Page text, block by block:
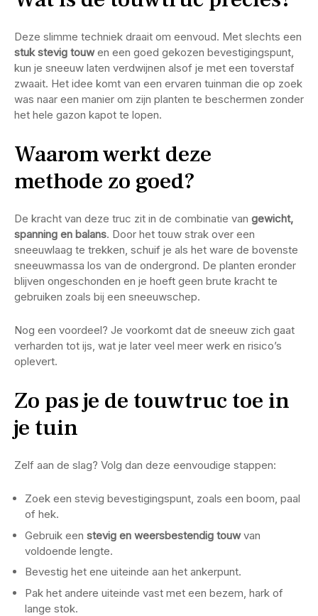
Deze slimme techniek draait om eenvoud. Met slechts een
stuk stevig touwen een goed gekozen bevestigingspunt,
kun je sneeuw laten verdwijnen alsof je met een toverstaf
zwaait. Het idee komt van een ervaren tuinman die op zoek
was naar een manier om zijn planten te beschermen zonder
het hele gazon kapot te lopen.
Waarom werkt deze
methode zo goed?
De kracht van deze truc zit in de combinatie van gewicht,
spanning en balans. Door het touw strak over een
sneeuwlaag te trekken, schuif je als het ware de bovenste
sneeuwmassa los van de ondergrond. De planten eronder
blijven ongeschonden en je hoeft geen brute kracht te
gebruiken zoals bij een sneeuwschep.
Nog een voordeel? Je voorkomt dat de sneeuw zich gaat
verharden tot ijs, wat je later veel meer werk en risico’s
oplevert.
Zo pas je de touwtruc toe in
je tuin
Zelf aan de slag? Volg dan deze eenvoudige stappen:
Zoek een stevig bevestigingspunt, zoals een boom, paal
of hek.
Gebruik een stevig en weersbestendig touwvan
voldoende lengte.
Bevestig het ene uiteinde aan het ankerpunt.
Pak het andere uiteinde vast met een bezem, hark of
lange stok.